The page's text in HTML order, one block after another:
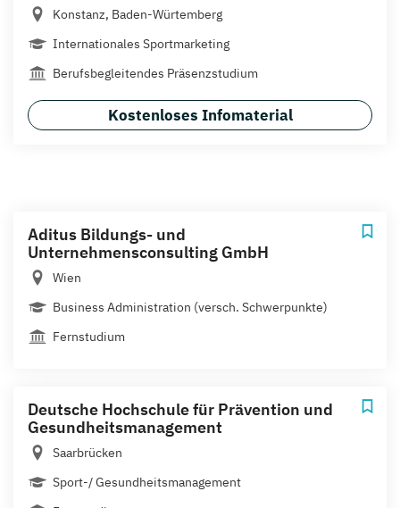
Konstanz, Baden-Würtemberg
Internationales Sportmarketing
Berufsbegleitendes Präsenzstudium
Kostenloses Infomaterial
Aditus Bildungs- und
Unternehmensconsulting GmbH
Wien
Business Administration (versch. Schwerpunkte)
Fernstudium
Deutsche Hochschule für Prävention und
Gesundheitsmanagement
Saarbrücken
Sport-/ Gesundheitsmanagement